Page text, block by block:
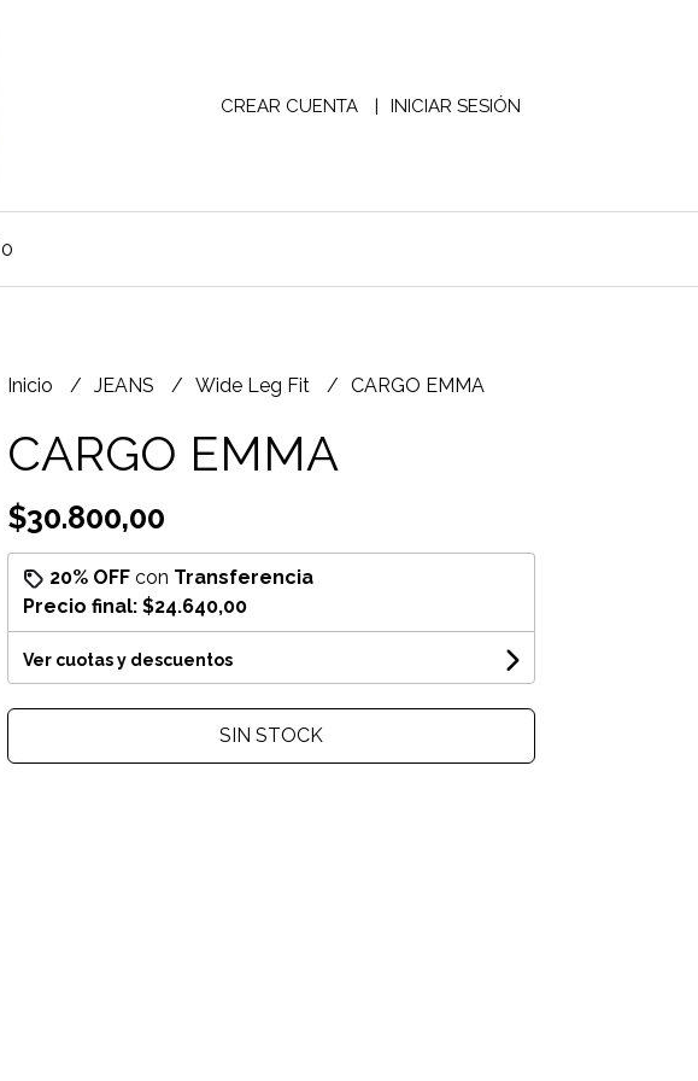
CREAR CUENTA INICIAR SESIÓN
0
Inicio JEANS Wide Leg Fit CARGO EMMA
CARGO EMMA
$30.800,00
20% OFFcon Transferencia
Precio final: $24.640,00
Ver cuotas y descuentos
SIN STOCK